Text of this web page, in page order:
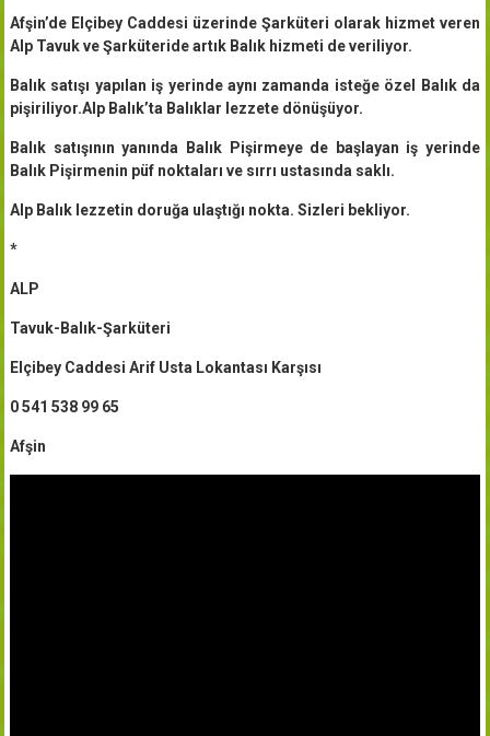
Afşin’de Elçibey Caddesi üzerinde Şarküteri olarak hizmet veren
Alp Tavuk ve Şarküteride artık Balık hizmeti de veriliyor.
Balık satışı yapılan iş yerinde aynı zamanda isteğe özel Balık da
pişiriliyor.Alp Balık’ta Balıklar lezzete dönüşüyor.
Balık satışının yanında Balık Pişirmeye de başlayan iş yerinde
Balık Pişirmenin püf noktaları ve sırrı ustasında saklı.
Alp Balık lezzetin doruğa ulaştığı nokta. Sizleri bekliyor.
*
ALP
Tavuk-Balık-Şarküteri
Elçibey Caddesi Arif Usta Lokantası Karşısı
0 541 538 99 65
Afşin